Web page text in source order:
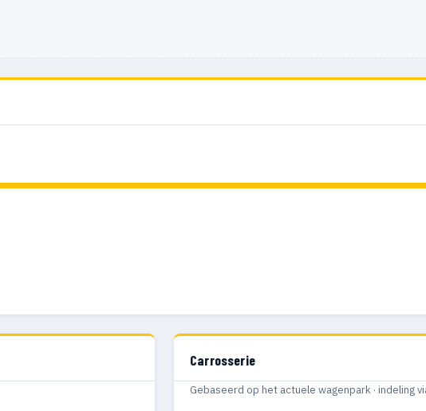
Carrosserie
Gebaseerd op het actuele wagenpark · indeling